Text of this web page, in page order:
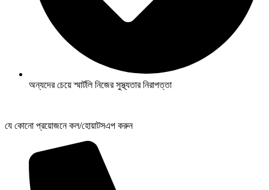
অন্যদের চেয়ে স্মার্টলি নিজের সুস্থ্যতার নিরাপত্তা
যে কোনো প্রয়োজনে কল/হোয়াটসএপ করুন